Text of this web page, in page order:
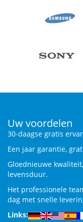
Uw voordelen
30-daagse gratis
Een jaar garantie,
Gloednieuwe
levensduur.
Het professionele
dag met snelle
Links: